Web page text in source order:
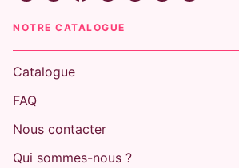
NOTRE CATALOGUE
Catalogue
FAQ
Nous contacter
Qui sommes-nous ?